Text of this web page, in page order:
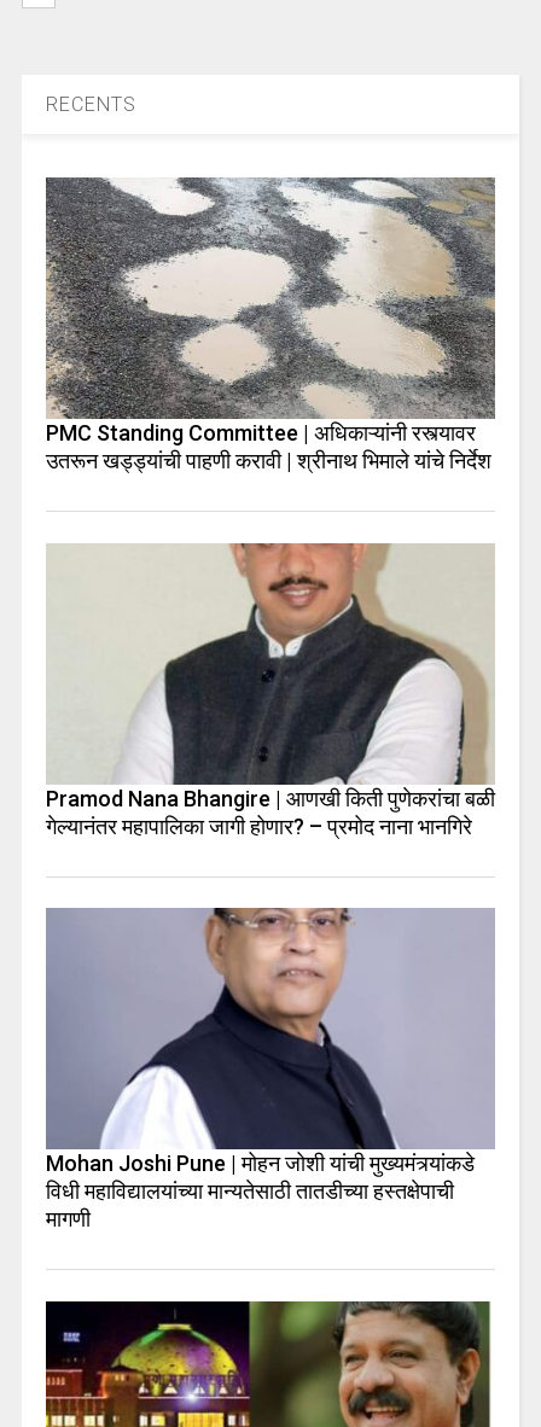
RECENTS
PMC Standing Committee | अधिकाऱ्यांनी रस्त्यावर
उतरून खड्ड्यांची पाहणी करावी | श्रीनाथ भिमाले यांचे निर्देश
Pramod Nana Bhangire | आणखी किती पुणेकरांचा बळी
गेल्यानंतर महापालिका जागी होणार? – प्रमोद नाना भानगिरे
Mohan Joshi Pune | मोहन जोशी यांची मुख्यमंत्र्यांकडे
विधी महाविद्यालयांच्या मान्यतेसाठी तातडीच्या हस्तक्षेपाची
मागणी